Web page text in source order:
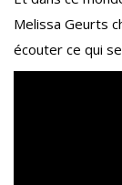
Melissa Geurts
écouter ce qui